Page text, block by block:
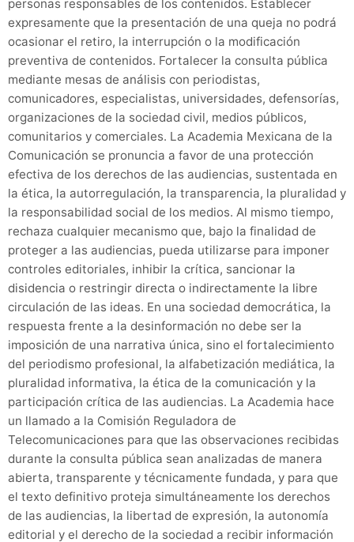
personas responsables de los contenidos. Establecer
expresamente que la presentación de una queja no podrá
ocasionar el retiro, la interrupción o la modificación
preventiva de contenidos. Fortalecer la consulta pública
mediante mesas de análisis con periodistas,
comunicadores, especialistas, universidades, defensorías,
organizaciones de la sociedad civil, medios públicos,
comunitarios y comerciales. La Academia Mexicana de la
Comunicación se pronuncia a favor de una protección
efectiva de los derechos de las audiencias, sustentada en
la ética, la autorregulación, la transparencia, la pluralidad y
la responsabilidad social de los medios. Al mismo tiempo,
rechaza cualquier mecanismo que, bajo la finalidad de
proteger a las audiencias, pueda utilizarse para imponer
controles editoriales, inhibir la crítica, sancionar la
disidencia o restringir directa o indirectamente la libre
circulación de las ideas. En una sociedad democrática, la
respuesta frente a la desinformación no debe ser la
imposición de una narrativa única, sino el fortalecimiento
del periodismo profesional, la alfabetización mediática, la
pluralidad informativa, la ética de la comunicación y la
participación crítica de las audiencias. La Academia hace
un llamado a la Comisión Reguladora de
Telecomunicaciones para que las observaciones recibidas
durante la consulta pública sean analizadas de manera
abierta, transparente y técnicamente fundada, y para que
el texto definitivo proteja simultáneamente los derechos
de las audiencias, la libertad de expresión, la autonomía
editorial y el derecho de la sociedad a recibir información